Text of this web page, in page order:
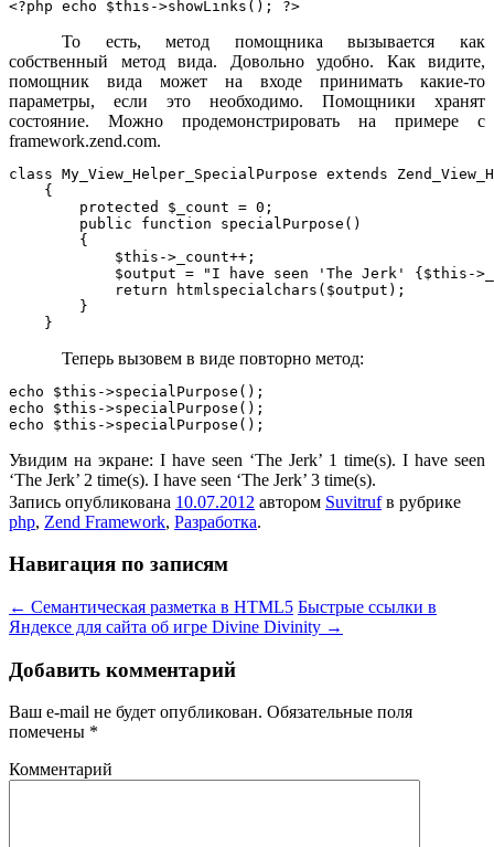
То есть, метод помощника вызывается как
собственный метод вида. Довольно удобно. Как видите,
помощник вида может на входе принимать какие-то
параметры, если это необходимо. Помощники хранят
состояние. Можно продемонстрировать на примере с
framework.zend.com.
class My_View_Helper_SpecialPurpose extends
    {
        protected $_count = 0;
        public function specialPurpose()
        {
            $this->_count++;
$output = "I have seen 'The Jerk' {$this-
            return htmlspecialchars($output);
        }
Теперь вызовем в виде повторно метод:
echo $this->specialPurpose();
echo $this->specialPurpose();
Увидим на экране: I have seen ‘The Jerk’ 1 time(s). I have seen
‘The Jerk’ 2 time(s). I have seen ‘The Jerk’ 3 time(s).
Запись опубликована 10.07.2012 автором Suvitrufв рубрике
php, Zend Framework, Разработка.
Навигация по записям
← Семантическая разметка в HTML5 Быстрые ссылки в
Яндексе для сайта об игре Divine Divinity →
Добавить комментарий
Ваш e-mail не будет опубликован. Обязательные поля
помечены *
Комментарий